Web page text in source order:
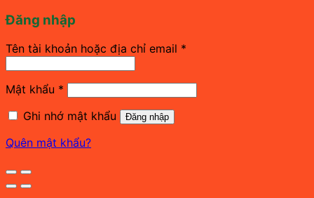
Đăng nhập
Tên tài khoản hoặc địa chỉ email *
Mật khẩu * Bắt
buộc
Ghi nhớ mật khẩu
Đăng nhập
Quên mật khẩu?